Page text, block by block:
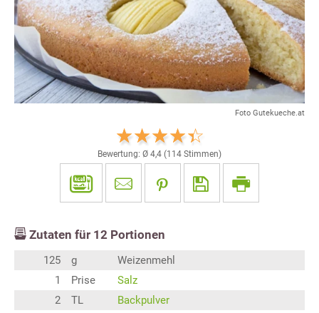
Foto Gutekueche.at
Bewertung: Ø 4,4 (114 Stimmen)
Zutaten für 12 Portionen
125 g
Weizenmehl
1
Prise
Salz
2
TL
Backpulver